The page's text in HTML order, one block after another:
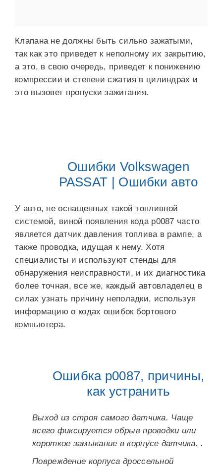
Клапана не должны быть сильно зажатыми,
так как это приведет к неполному их закрытию,
а это, в свою очередь, приведет к понижению
компрессии и степени сжатия в цилиндрах и
это вызовет пропуски зажигания.
Ошибки Volkswagen
PASSAT | Ошибки авто
У авто, не оснащенных такой топливной
системой, виной появления кода p0087 часто
является датчик давления топлива в рампе, а
также проводка, идущая к нему. Хотя
специалисты и используют стенды для
обнаружения неисправности, и их диагностика
более точная, все же, каждый автовладелец в
силах узнать причину неполадки, используя
информацию о кодах ошибок бортового
компьютера.
Ошибка p0087, причины,
как устранить
Выход из строя самого датчика. Чаще
всего фиксируется обрыв проводки или
короткое замыкание в корпусе датчика. .
Повреждение корпуса дроссельной